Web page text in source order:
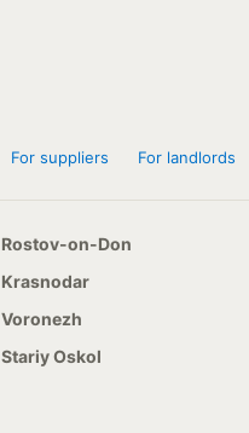
For suppliers For landlords
Rostov-on-Don
Krasnodar
Voronezh
Stariy Oskol